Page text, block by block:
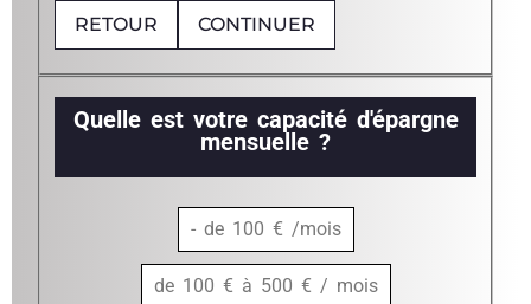
RETOUR CONTINUER
Quelle est votre capacité d'épargne
mensuelle ?
- de 100 € /mois
de 100 € à 500 € / mois